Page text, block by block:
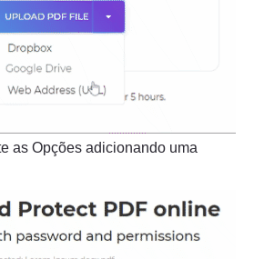
as Opções adicionando uma